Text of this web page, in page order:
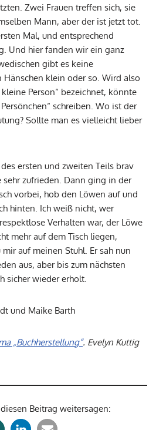
Zwei Frauen treffen sich, sie
Mann, aber der ist jetzt tot.
Mal, und entsprechend
Und hier fanden wir ein ganz
gibt es keine
klein oder so. Wird also
Person“ bezeichnet, könnte
schreiben. Wo ist der
Sollte man es vielleicht lieber
ersten und zweiten Teils brav
zufrieden. Dann ging in der
vorbei, hob den Löwen auf und
hinten. Ich weiß nicht, wer
Verhalten war, der Löwe
mehr auf dem Tisch liegen,
auf meinen Stuhl. Er sah nun
aus, aber bis zum nächsten
sicher wieder erholt.
und Maike Barth
„Buchherstellung“. Evelyn Kuttig
Beitrag weitersagen: